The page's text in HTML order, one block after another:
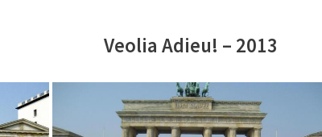
Veolia Adieu! – 2013